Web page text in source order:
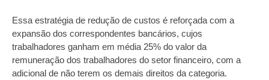
Essa estratégia de redução de custos é reforçada com a
expansão dos correspondentes bancários, cujos
trabalhadores ganham em média 25% do valor da
remuneração dos trabalhadores do setor financeiro, com a
adicional de não terem os demais direitos da categoria.